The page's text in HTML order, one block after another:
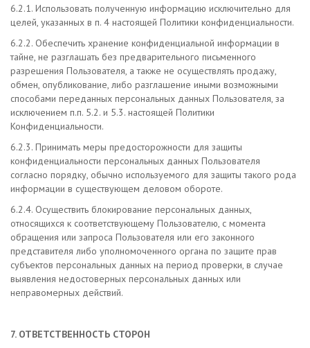
6.2.1. Использовать полученную информацию исключительно для
целей, указанных в п. 4 настоящей Политики конфиденциальности.
6.2.2. Обеспечить хранение конфиденциальной информации в
тайне, не разглашать без предварительного письменного
разрешения Пользователя, а также не осуществлять продажу,
обмен, опубликование, либо разглашение иными возможными
способами переданных персональных данных Пользователя, за
исключением п.п. 5.2. и 5.3. настоящей Политики
Конфиденциальности.
6.2.3. Принимать меры предосторожности для защиты
конфиденциальности персональных данных Пользователя
согласно порядку, обычно используемого для защиты такого рода
информации в существующем деловом обороте.
6.2.4. Осуществить блокирование персональных данных,
относящихся к соответствующему Пользователю, с момента
обращения или запроса Пользователя или его законного
представителя либо уполномоченного органа по защите прав
субъектов персональных данных на период проверки, в случае
выявления недостоверных персональных данных или
неправомерных действий.
7. ОТВЕТСТВЕННОСТЬ СТОРОН